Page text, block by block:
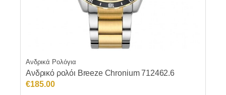
Ανδρικά Ρολόγια
Ανδρικό ρολόι Breeze Chronium 712462.6
€185.00